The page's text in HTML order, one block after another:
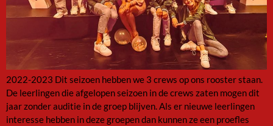
2022-2023 Dit seizoen hebben we 3 crews op ons rooster staan.
De leerlingen die afgelopen seizoen in de crews zaten mogen dit
jaar zonder auditie in de groep blijven. Als er nieuwe leerlingen
interesse hebben in deze groepen dan kunnen ze een proefles